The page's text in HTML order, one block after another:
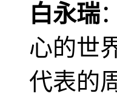
白永瑞
心的世
代表的